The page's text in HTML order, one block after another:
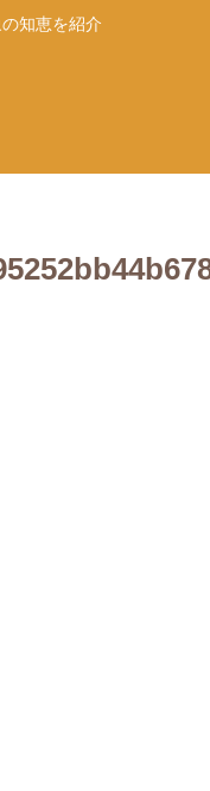
知恵を紹介